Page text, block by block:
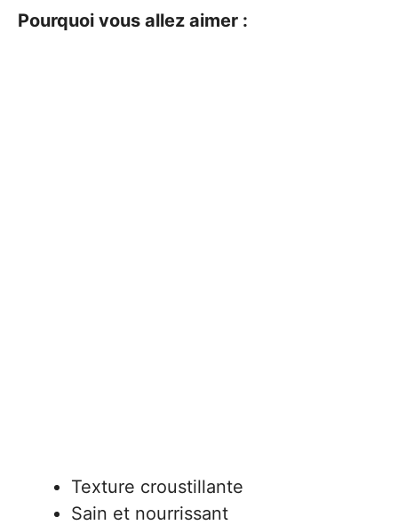
Pourquoi vous allez aimer :
Texture croustillante
Sain et nourrissant